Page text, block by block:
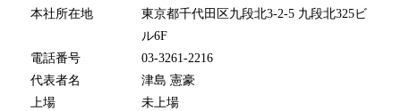
本社所在地
東京都千代田区九段北3-2-5 九段北325ビ
ル6F
電話番号
03-3261-2216
代表者名
津島 憲豪
上場
未上場